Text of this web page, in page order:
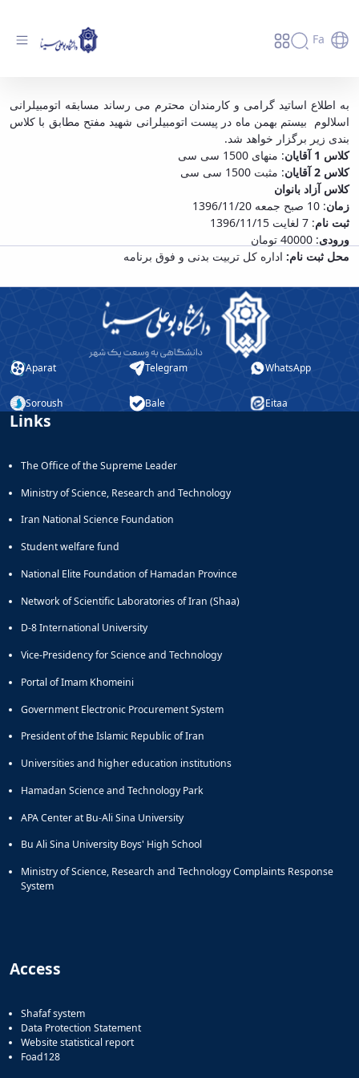
Fa
مسابقه اتومبیل رانی اسلالوم ویژۀ اساتید و
کارمندان - دانشگاه بوعلی سینا همدان
به اطلاع اساتید گرامی و کارمندان محترم می رساند مسابقه اتومبیلرانی
اسلالوم بیستم بهمن ماه در پیست اتومبیلرانی شهید مفتح مطابق با کلاس
بندی زیر برگزار خواهد شد.
کلاس 1 آقایان
: منهای 1500 سی سی
کلاس 2 آقایان
: مثبت 1500 سی سی
کلاس آزاد بانوان
زمان: 10 صبح جمعه 1396/11/20
ثبت نام: 7 لغایت 1396/11/15
ورودی: 40000 تومان
محل ثبت نام: اداره کل تربیت بدنی و فوق برنامه
Aparat Telegram WhatsApp
Soroush Bale Eitaa
Links
The Office of the Supreme Leader
Ministry of Science, Research and Technology
Iran National Science Foundation
Student welfare fund
National Elite Foundation of Hamadan Province
Network of Scientific Laboratories of Iran (Shaa)
D-8 International University
Vice-Presidency for Science and Technology
Portal of Imam Khomeini
Government Electronic Procurement System
President of the Islamic Republic of Iran
Universities and higher education institutions
Hamadan Science and Technology Park
APA Center at Bu-Ali Sina University
Bu Ali Sina University Boys' High School
Ministry of Science, Research and Technology Complaints Response
System
Access
Shafaf system
Data Protection Statement
Website statistical report
Foad128